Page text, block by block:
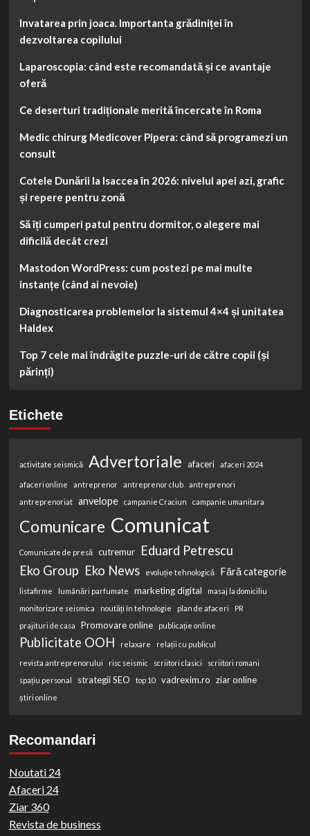
Invatarea prin joaca. Importanta grădiniței în
dezvoltarea copilului
Laparoscopia: când este recomandată și ce avantaje
oferă
Ce deserturi tradiționale merită încercate în Roma
Medic chirurg Medicover Pipera: când să programezi un
consult
Cotele Dunării la Isaccea în 2026: nivelul apei azi, grafic
și repere pentru zonă
Să îți cumperi patul pentru dormitor, o alegere mai
dificilă decât crezi
Mastodon WordPress: cum postezi pe mai multe
instanțe (când ai nevoie)
Diagnosticarea problemelor la sistemul 4×4 și unitatea
Haldex
Top 7 cele mai îndrăgite puzzle-uri de către copii (și
părinți)
Etichete
activitate seismică Advertoriale afaceri afaceri 2024
afaceri online antreprenor antreprenor club
antreprenori
antreprenoriat
anvelope campanie Craciun campanie umanitara
Comunicare Comunicat
Comunicate de presă cutremur
Eduard Petrescu
Eko Group Eko News evoluție tehnologică Fără categorie
listafirme lumânări parfumate marketing digital
masaj la domiciliu
monitorizare seismica
noutăți în tehnologie plan de afaceri
PR
prajituri de casa
Promovare online publicație online
Publicitate OOH relaxare relații cu publicul
revista antreprenorului risc seismic scriitori clasici
scriitori romani
spațiu personal
strategii SEO top 10 vadrexim.ro ziar online
știri online
Recomandari
Noutati 24
Afaceri 24
Ziar 360
Revista de business